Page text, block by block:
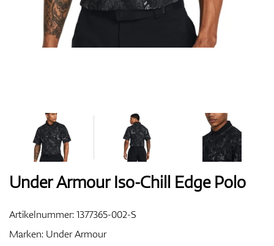
Bags
Under Armour Iso-Chill Edge Polo
Artikelnummer:1377365-002-S
Marken: Under Armour